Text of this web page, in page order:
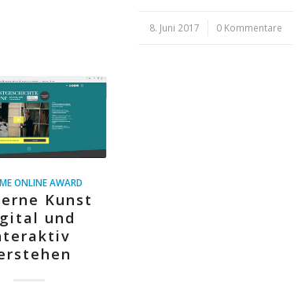
8. Juni 2017 0 Kommentare
ONLINE AWARD
Kunst
und